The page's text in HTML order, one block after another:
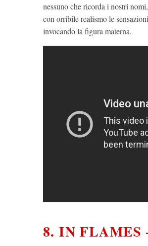
nessuno che ricorda i nostri
con orribile realismo le
invocando la figura materna.
8. IN